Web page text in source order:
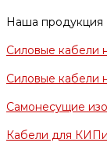
Наша продукция
Силовые кабели
Силовые кабели
Самонесущие
Кабели для